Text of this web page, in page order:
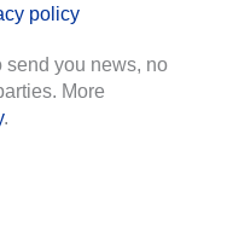
policy
send you news, no
More
.